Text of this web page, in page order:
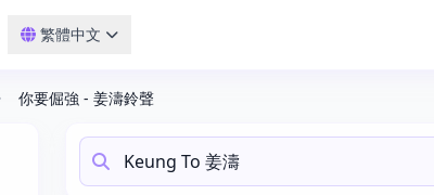
繁體中文
你要倔強 - 姜濤鈴聲